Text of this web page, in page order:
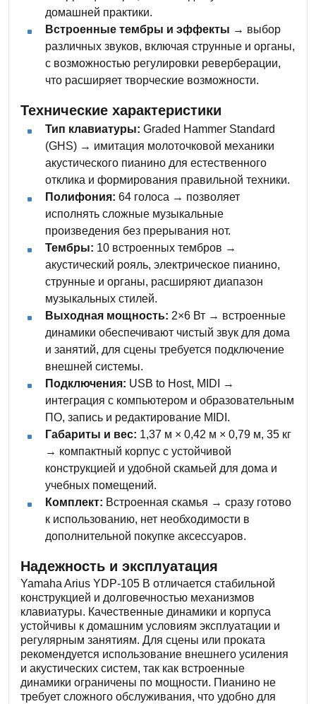
домашней практики.
Встроенные тембры и эффекты → выбор
различных звуков, включая струнные и органы,
с возможностью регулировки реверберации,
что расширяет творческие возможности.
Технические характеристики
Тип клавиатуры: Graded Hammer Standard
(GHS) → имитация молоточковой механики
акустического пианино для естественного
отклика и формирования правильной техники.
Полифония: 64 голоса → позволяет
исполнять сложные музыкальные
произведения без прерывания нот.
Тембры: 10 встроенных тембров →
акустический рояль, электрическое пианино,
струнные и органы, расширяют диапазон
музыкальных стилей.
Выходная мощность: 2×6 Вт → встроенные
динамики обеспечивают чистый звук для дома
и занятий, для сцены требуется подключение
внешней системы.
Подключения: USB to Host, MIDI →
интеграция с компьютером и образовательным
ПО, запись и редактирование MIDI.
Габариты и вес: 1,37 м × 0,42 м × 0,79 м, 35 кг
→ компактный корпус с устойчивой
конструкцией и удобной скамьей для дома и
учебных помещений.
Комплект: Встроенная скамья → сразу готово
к использованию, нет необходимости в
дополнительной покупке аксессуаров.
Надежность и эксплуатация
Yamaha Arius YDP-105 B отличается стабильной
конструкцией и долговечностью механизмов
клавиатуры. Качественные динамики и корпуса
устойчивы к домашним условиям эксплуатации и
регулярным занятиям. Для сцены или проката
рекомендуется использование внешнего усиления
и акустических систем, так как встроенные
динамики ограничены по мощности. Пианино не
требует сложного обслуживания, что удобно для